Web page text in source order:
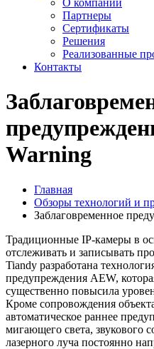
О компании
Партнеры
Сертификаты
Решения
Реализованные
Контакты
Warning
Главная
Обзоры технологий и
Заблаговременное
Традиционные IP-камеры в
отслеживать и записывать
Tiandy разработана
предупреждения AEW,
существенно повысила
Кроме сопровождения
автоматическое раннее
мигающего света, звукового
лазерного луча постоянно